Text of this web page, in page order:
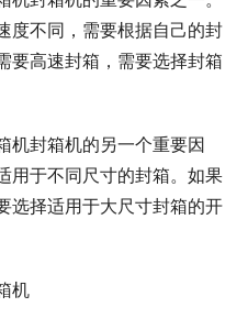
度不同，需要根据自己的封
要高速封箱，需要选择封箱
机封箱机的另一个重要因
用于不同尺寸的封箱。如果
选择适用于大尺寸封箱的开
机